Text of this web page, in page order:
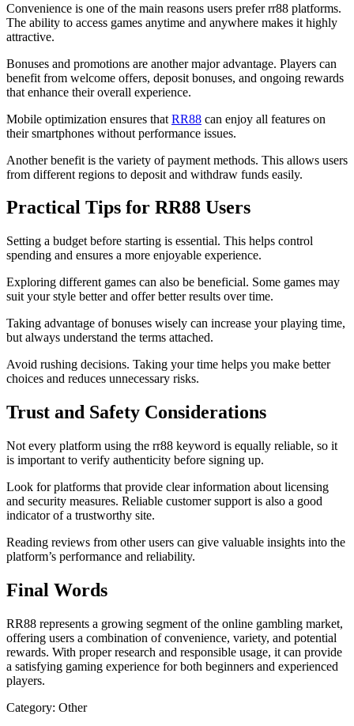
Convenience is one of the main reasons users prefer rr88 platforms.
The ability to access games anytime and anywhere makes it highly
attractive.
Bonuses and promotions are another major advantage. Players can
benefit from welcome offers, deposit bonuses, and ongoing rewards
that enhance their overall experience.
Mobile optimization ensures that RR88 can enjoy all features on
their smartphones without performance issues.
Another benefit is the variety of payment methods. This allows users
from different regions to deposit and withdraw funds easily.
Practical Tips for RR88 Users
Setting a budget before starting is essential. This helps control
spending and ensures a more enjoyable experience.
Exploring different games can also be beneficial. Some games may
suit your style better and offer better results over time.
Taking advantage of bonuses wisely can increase your playing time,
but always understand the terms attached.
Avoid rushing decisions. Taking your time helps you make better
choices and reduces unnecessary risks.
Trust and Safety Considerations
Not every platform using the rr88 keyword is equally reliable, so it
is important to verify authenticity before signing up.
Look for platforms that provide clear information about licensing
and security measures. Reliable customer support is also a good
indicator of a trustworthy site.
Reading reviews from other users can give valuable insights into the
platform’s performance and reliability.
Final Words
RR88 represents a growing segment of the online gambling market,
offering users a combination of convenience, variety, and potential
rewards. With proper research and responsible usage, it can provide
a satisfying gaming experience for both beginners and experienced
players.
Category: Other